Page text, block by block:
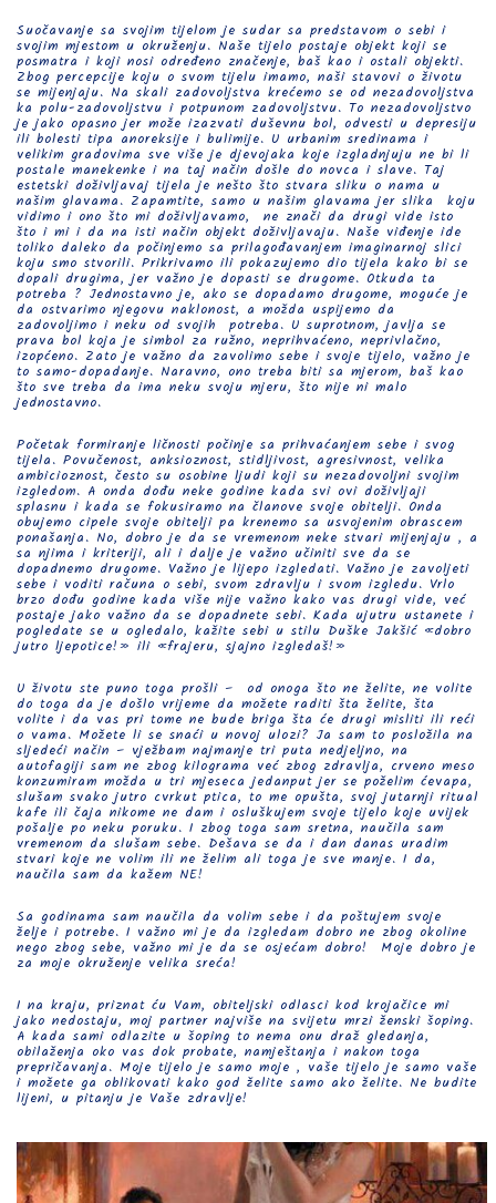
Suočavanje sa svojim tijelom je sudar sa predstavom o sebi i
svojim mjestom u okruženju. Naše tijelo postaje objekt koji se
posmatra i koji nosi određeno značenje, baš kao i ostali objekti.
Zbog percepcije koju o svom tijelu imamo, naši stavovi o životu
se mijenjaju. Na skali zadovoljstva krećemo se od nezadovoljstva
ka polu-zadovoljstvu i potpunom zadovoljstvu. To nezadovoljstvo
je jako opasno jer može izazvati duševnu bol, odvesti u depresiju
ili bolesti tipa anoreksije i bulimije. U urbanim sredinama i
velikim gradovima sve više je djevojaka koje izgladnjuju ne bi li
postale manekenke i na taj način došle do novca i slave. Taj
estetski doživljavaj tijela je nešto što stvara sliku o nama u
našim glavama. Zapamtite, samo u našim glavama jer slika koju
vidimo i ono što mi doživljavamo, ne znači da drugi vide isto
što i mi i da na isti način objekt doživljavaju. Naše viđenje ide
toliko daleko da počinjemo sa prilagođavanjem imaginarnoj slici
koju smo stvorili. Prikrivamo ili pokazujemo dio tijela kako bi se
dopali drugima, jer važno je dopasti se drugome. Otkuda ta
potreba ? Jednostavno je, ako se dopadamo drugome, moguće je
da ostvarimo njegovu naklonost, a možda uspijemo da
zadovoljimo i neku od svojih potreba. U suprotnom, javlja se
prava bol koja je simbol za ružno, neprihvaćeno, neprivlačno,
izopćeno. Zato je važno da zavolimo sebe i svoje tijelo, važno je
to samo-dopadanje. Naravno, ono treba biti sa mjerom, baš kao
što sve treba da ima neku svoju mjeru, što nije ni malo
jednostavno.
Početak formiranje ličnosti počinje sa prihvaćanjem sebe i svog
tijela. Povučenost, anksioznost, stidljivost, agresivnost, velika
ambicioznost, često su osobine ljudi koji su nezadovoljni svojim
izgledom. A onda dođu neke godine kada svi ovi doživljaji
splasnu i kada se fokusiramo na članove svoje obitelji. Onda
obujemo cipele svoje obitelji pa krenemo sa usvojenim obrascem
ponašanja. No, dobro je da se vremenom neke stvari mijenjaju , a
sa njima i kriteriji, ali i dalje je važno učiniti sve da se
dopadnemo drugome. Važno je lijepo izgledati. Važno je zavoljeti
sebe i voditi računa o sebi, svom zdravlju i svom izgledu. Vrlo
brzo dođu godine kada više nije važno kako vas drugi vide, već
postaje jako važno da se dopadnete sebi. Kada ujutru ustanete i
pogledate se u ogledalo, kažite sebi u stilu Duške Jakšić «dobro
jutro ljepotice!» ili «frajeru, sjajno izgledaš!»
U životu ste puno toga prošli – od onoga što ne želite, ne volite
do toga da je došlo vrijeme da možete raditi šta želite, šta
volite i da vas pri tome ne bude briga šta će drugi misliti ili reći
o vama. Možete li se snaći u novoj ulozi? Ja sam to posložila na
sljedeći način – vježbam najmanje tri puta nedjeljno, na
autofagiji sam ne zbog kilograma već zbog zdravlja, crveno meso
konzumiram možda u tri mjeseca jedanput jer se poželim ćevapa,
slušam svako jutro cvrkut ptica, to me opušta, svoj jutarnji ritual
kafe ili čaja nikome ne dam i osluškujem svoje tijelo koje uvijek
pošalje po neku poruku. I zbog toga sam sretna, naučila sam
vremenom da slušam sebe. Dešava se da i dan danas uradim
stvari koje ne volim ili ne želim ali toga je sve manje. I da,
naučila sam da kažem NE!
Sa godinama sam naučila da volim sebe i da poštujem svoje
želje i potrebe. I važno mi je da izgledam dobro ne zbog okoline
nego zbog sebe, važno mi je da se osjećam dobro! Moje dobro je
za moje okruženje velika sreća!
I na kraju, priznat ću Vam, obiteljski odlasci kod krojačice mi
jako nedostaju, moj partner najviše na svijetu mrzi ženski šoping.
A kada sami odlazite u šoping to nema onu draž gledanja,
obilaženja oko vas dok probate, namještanja i nakon toga
prepričavanja. Moje tijelo je samo moje , vaše tijelo je samo vaše
i možete ga oblikovati kako god želite samo ako želite. Ne budite
lijeni, u pitanju je Vaše zdravlje!